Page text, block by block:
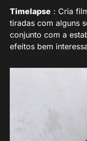
Timelapse : Cria
tiradas com alguns
conjunto com a
efeitos bem